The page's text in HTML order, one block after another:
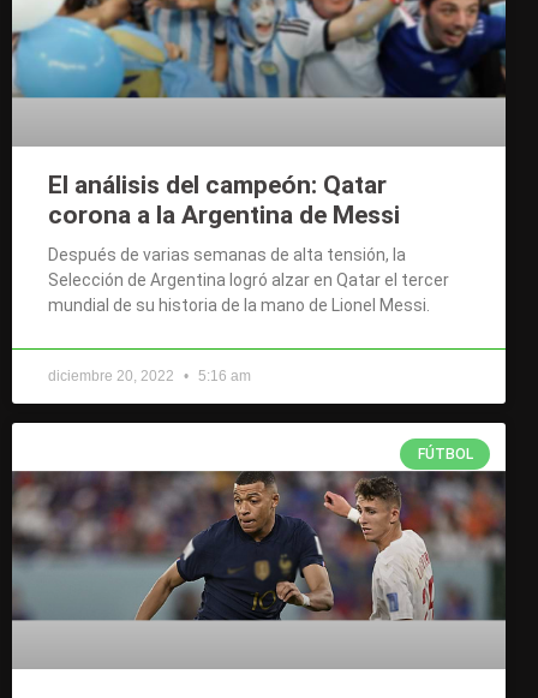
El análisis del campeón: Qatar
corona a la Argentina de Messi
Después de varias semanas de alta tensión, la
Selección de Argentina logró alzar en Qatar el tercer
mundial de su historia de la mano de Lionel Messi.
diciembre 20, 2022 5:16 am
FÚTBOL